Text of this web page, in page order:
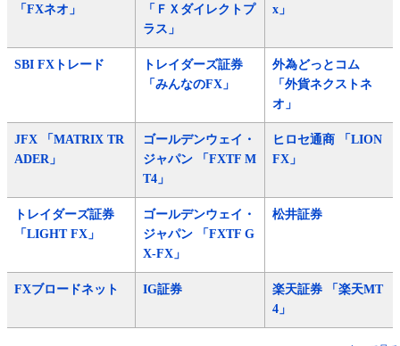
「FXネオ」
「ＦＸダイレクトプ
ラス」
x」
SBI FXトレード
トレイダーズ証券
「みんなのFX」
外為どっとコム
「外貨ネクストネ
オ」
JFX 「MATRIX TR
ADER」
ゴールデンウェイ・
ジャパン 「FXTF M
T4」
ヒロセ通商 「LION
FX」
トレイダーズ証券
「LIGHT FX」
ゴールデンウェイ・
ジャパン 「FXTF G
X-FX」
松井証券
FXブロードネット IG証券
楽天証券 「楽天MT
4」